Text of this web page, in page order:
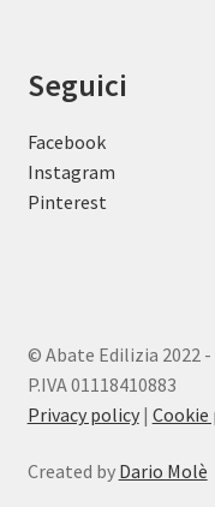
Seguici
Facebook
Instagram
Pinterest
© Abate Edilizia 2022
P.IVA 01118410883
Privacy policy| Cookie
Created by Dario Molè